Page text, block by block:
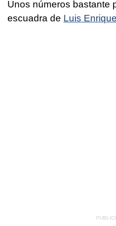
Unos números bastante
escuadra de Luis Enrique